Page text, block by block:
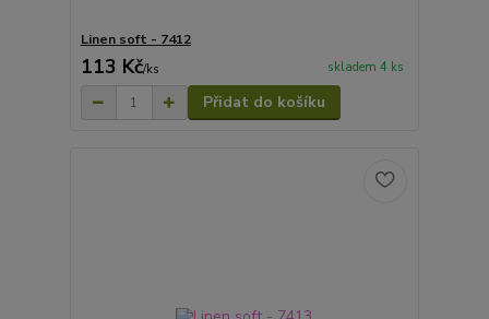
Linen soft - 7412
113 Kč/ks skladem 4 ks
Přidat do košíku